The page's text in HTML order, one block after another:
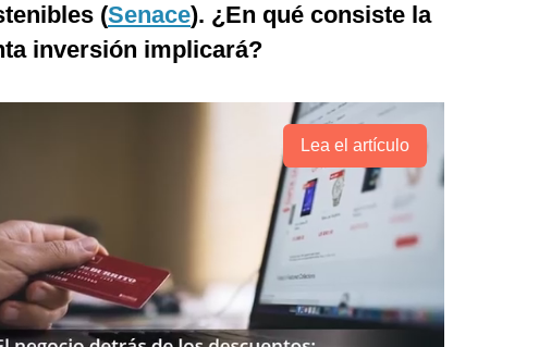
(Senace). ¿En qué consiste la
inversión implicará?
Lea el artículo